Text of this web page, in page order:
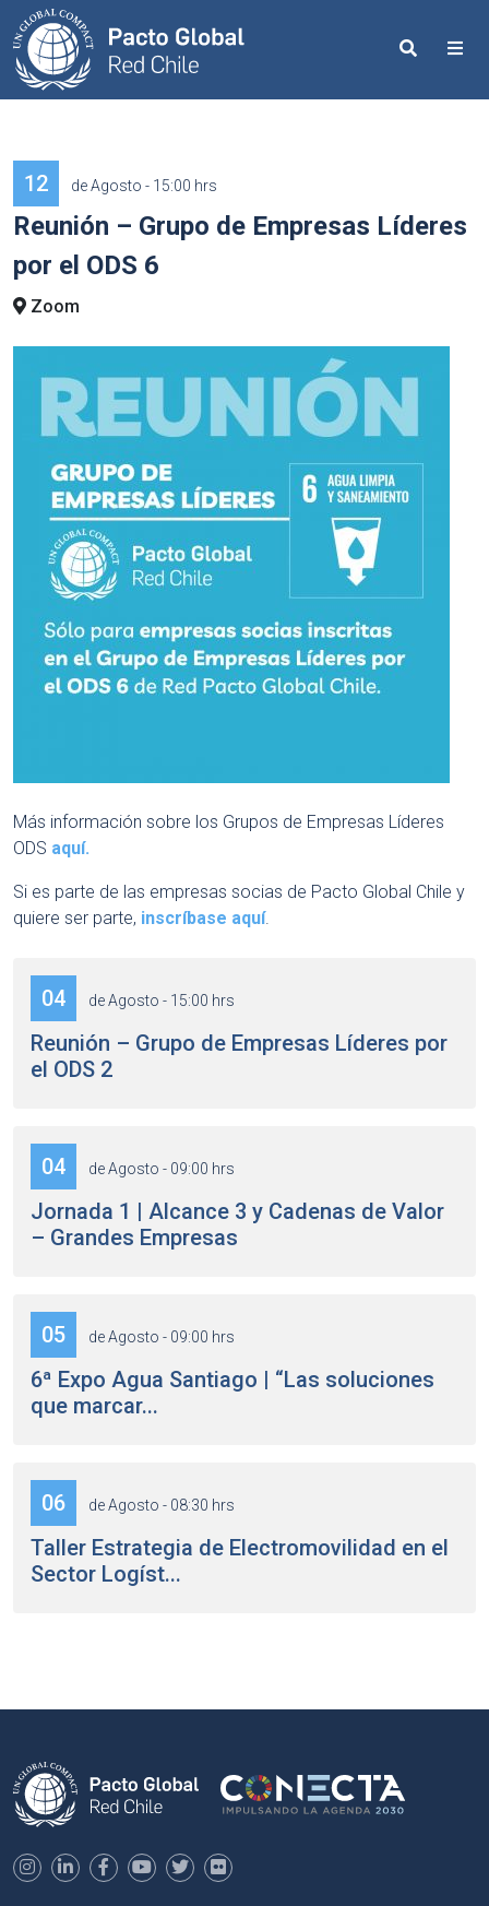
Search
12 de Agosto - 15:00 hrs
Reunión – Grupo de Empresas Líderes
por el ODS 6
Zoom
Más información sobre los Grupos de Empresas Líderes
ODS aquí.
Si es parte de las empresas socias de Pacto Global Chile y
quiere ser parte, inscríbase aquí.
04 de Agosto - 15:00 hrs
Reunión – Grupo de Empresas Líderes por
el ODS 2
04 de Agosto - 09:00 hrs
Jornada 1 | Alcance 3 y Cadenas de Valor
– Grandes Empresas
05 de Agosto - 09:00 hrs
6ª Expo Agua Santiago | “Las soluciones
que marcar...
06 de Agosto - 08:30 hrs
Taller Estrategia de Electromovilidad en el
Sector Logíst...